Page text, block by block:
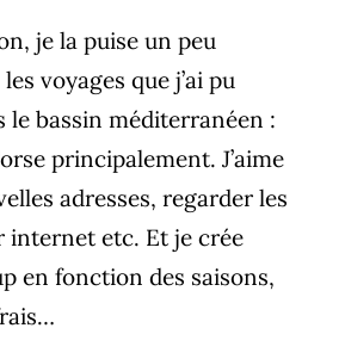
je la puise un peu
voyages que j’ai pu
le bassin méditerranéen :
principalement. J’aime
adresses, regarder les
internet etc. Et je crée
en fonction des saisons,